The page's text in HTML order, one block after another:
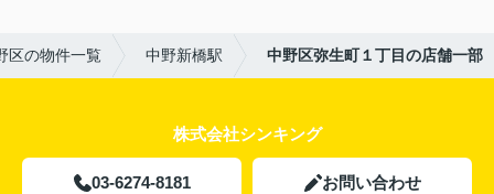
区の物件一覧 中野新橋駅 中野区弥生町１丁目の店舗一部
株式会社シンキング
03-6274-8181 お問い合わせ